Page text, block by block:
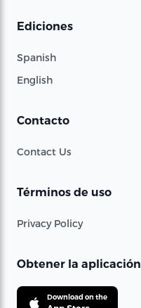
Ediciones
Spanish
English
Contacto
Contact Us
Términos de uso
Privacy Policy
Obtener la aplicación
Download on the